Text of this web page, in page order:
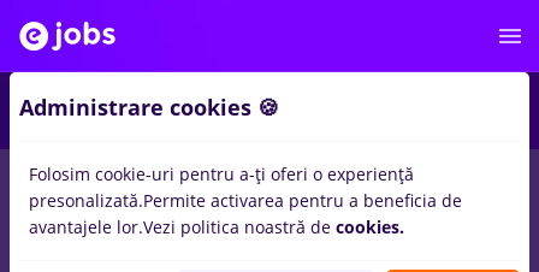
Remote (de acasă) București Cluj-Napoca
Administrare cookies 🍪
Folosim cookie-uri pentru a-ți oferi o experiență
presonalizată.Permite activarea pentru a beneficia de
avantajele lor.Vezi politica noastră de cookies.